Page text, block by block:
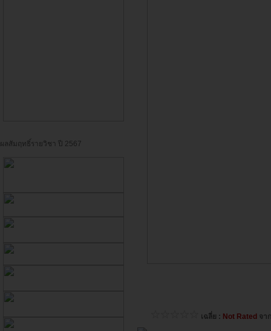
ผลสัมฤทธิ์รายวิชา ปี 2567
เฉลี่ย : Not Rated จาก